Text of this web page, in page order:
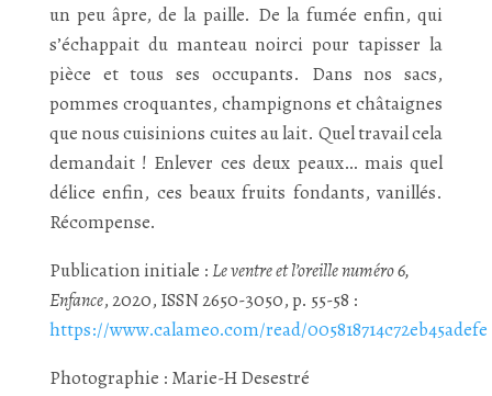
un peu âpre, de la paille. De la fumée enfin, qui
s’échappait du manteau noirci pour tapisser la
pièce et tous ses occupants. Dans nos sacs,
pommes croquantes, champignons et châtaignes
que nous cuisinions cuites au lait. Quel travail cela
demandait ! Enlever ces deux peaux… mais quel
délice enfin, ces beaux fruits fondants, vanillés.
Récompense.
Publication initiale : Le ventre et l’oreille numéro 6,
Enfance, 2020, ISSN 2650-3050, p. 55-58 :
https://www.calameo.com/read/005818714c72eb45adefe
Photographie : Marie-H Desestré